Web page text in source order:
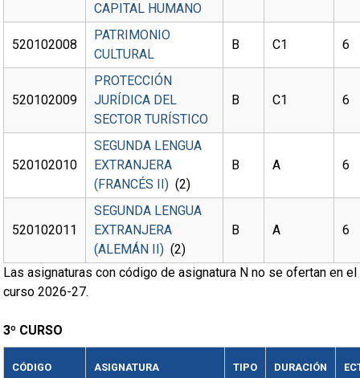
CAPITAL HUMANO
520102008
PATRIMONIO
CULTURAL
B C1 6
520102009
PROTECCIÓN
JURÍDICA DEL
SECTOR TURÍSTICO
B C1 6
520102010
SEGUNDA LENGUA
EXTRANJERA
(FRANCÉS II) (2)
B A 6
520102011
SEGUNDA LENGUA
EXTRANJERA
(ALEMÁN II) (2)
B A 6
Las asignaturas con código de asignatura N no se ofertan en el
curso 2026-27.
3º CURSO
CÓDIGO ASIGNATURA TIPO DURACIÓN